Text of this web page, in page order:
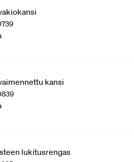
kansi
lukitusrengas